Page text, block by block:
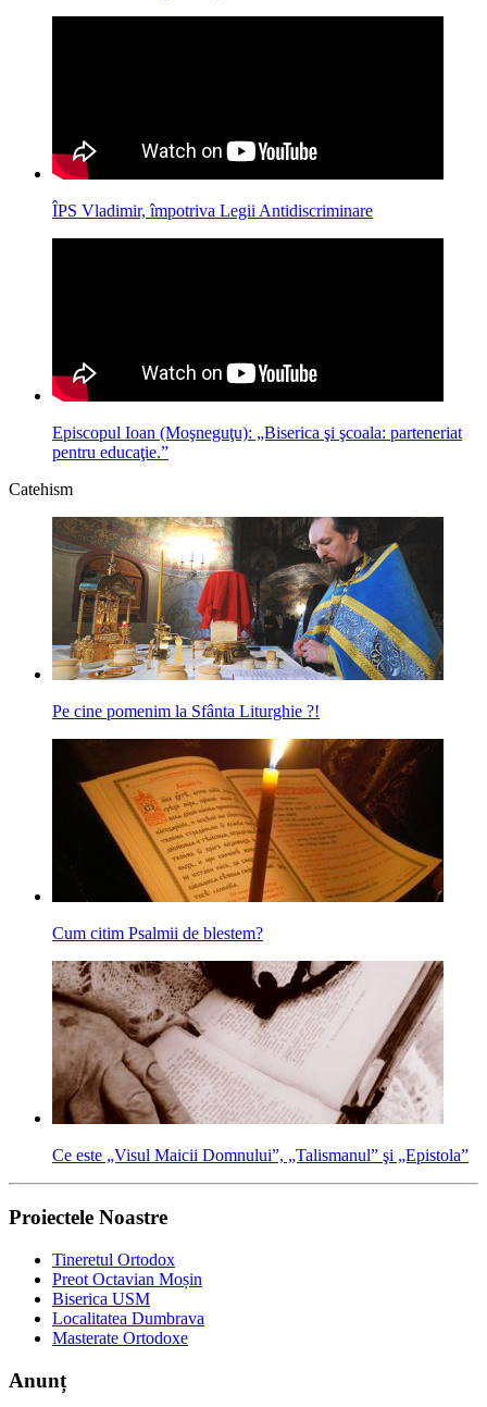
ÎPS Vladimir, împotriva Legii Antidiscriminare
Episcopul Ioan (Moşneguţu): „Biserica şi şcoala: parteneriat
pentru educaţie.”
Catehism
Pe cine pomenim la Sfânta Liturghie ?!
Cum citim Psalmii de blestem?
Ce este „Visul Maicii Domnului”, „Talismanul” şi „Epistola”
Proiectele Noastre
Tineretul Ortodox
Preot Octavian Moșin
Biserica USM
Localitatea Dumbrava
Masterate Ortodoxe
Anunț